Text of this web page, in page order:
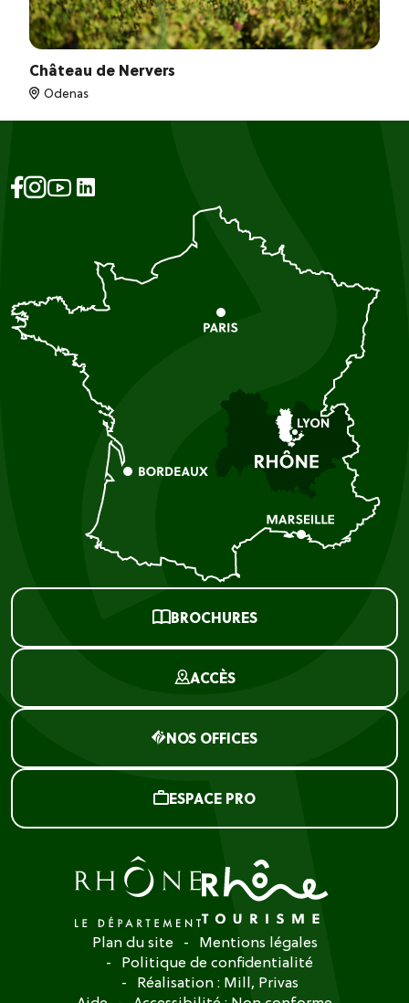
Château de Nervers
Odenas
BROCHURES
ACCÈS
NOS OFFICES
ESPACE PRO
Plan du site
Mentions légales
Politique de confidentialité
Réalisation : Mill, Privas